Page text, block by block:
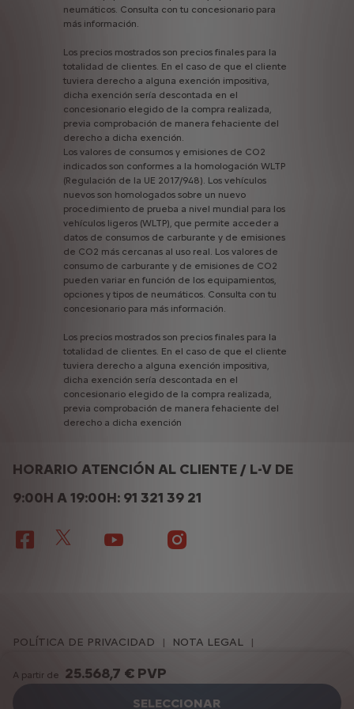
A partir de 25.568,7 € PVP
SELECCIONAR
neumáticos. Consulta con tu concesionario para
más información.
Los precios mostrados son precios finales para la
totalidad de clientes. En el caso de que el cliente
tuviera derecho a alguna exención impositiva,
dicha exención sería descontada en el
concesionario elegido de la compra realizada,
previa comprobación de manera fehaciente del
derecho a dicha exención.
Los valores de consumos y emisiones de CO2
indicados son conformes a la homologación WLTP
(Regulación de la UE 2017/948). Los vehículos
nuevos son homologados sobre un nuevo
procedimiento de prueba a nivel mundial para los
vehículos ligeros (WLTP), que permite acceder a
datos de consumos de carburante y de emisiones
de CO2 más cercanas al uso real. Los valores de
consumo de carburante y de emisiones de CO2
pueden variar en función de los equipamientos,
opciones y tipos de neumáticos. Consulta con tu
concesionario para más información.
Los precios mostrados son precios finales para la
totalidad de clientes. En el caso de que el cliente
tuviera derecho a alguna exención impositiva,
dicha exención sería descontada en el
concesionario elegido de la compra realizada,
previa comprobación de manera fehaciente del
derecho a dicha exención
HORARIO ATENCIÓN AL CLIENTE / L-V DE
9:00H A 19:00H: 91 321 39 21
POLÍTICA DE PRIVACIDAD
NOTA LEGAL
ACCESIBILIDAD
EU DATA ACT